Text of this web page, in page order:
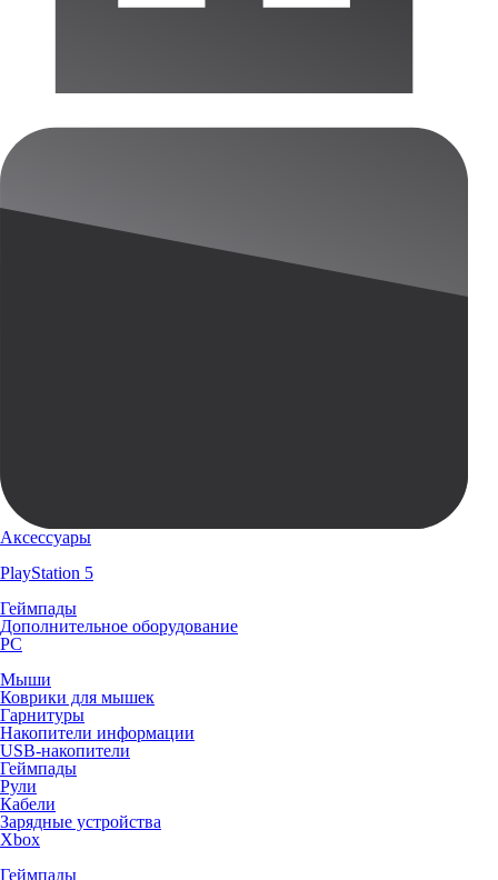
Аксессуары
PlayStation 5
Геймпады
Дополнительное оборудование
PC
Мыши
Коврики для мышек
Гарнитуры
Накопители информации
USB-накопители
Геймпады
Рули
Кабели
Зарядные устройства
Xbox
Геймпады